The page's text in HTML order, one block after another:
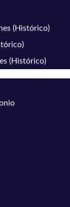
(Histórico)
(Histórico)